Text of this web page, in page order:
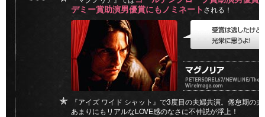
デミー賞助演男優賞にもノミネートされる！
『アイズ ワイド シャット』で3度目の夫婦共演。倦怠期の
あまりにもリアルなLOVE感のなさに不仲説が浮上！